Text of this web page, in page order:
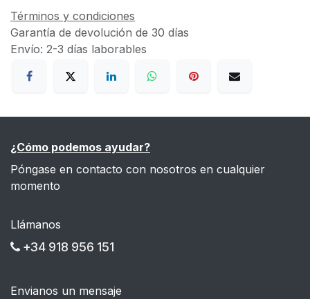
Términos y condiciones
Garantía de devolución de 30 días
Envío: 2-3 días laborables
¿Cómo podemos ayudar?
Póngase en contacto con nosotros en cualquier
momento
Llámanos
+34 918 956 151
Envianos un mensaje